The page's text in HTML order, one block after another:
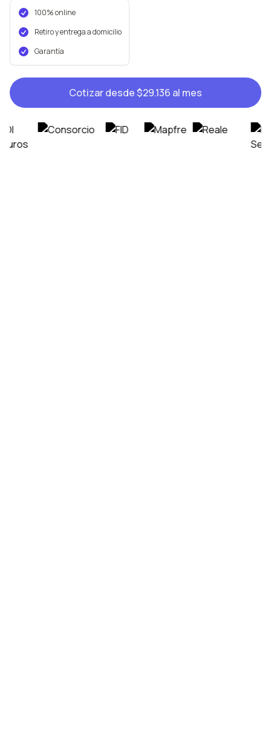
100% online
Retiro y entrega a domicilio
Garantía
Cotizar desde$29.136 al mes